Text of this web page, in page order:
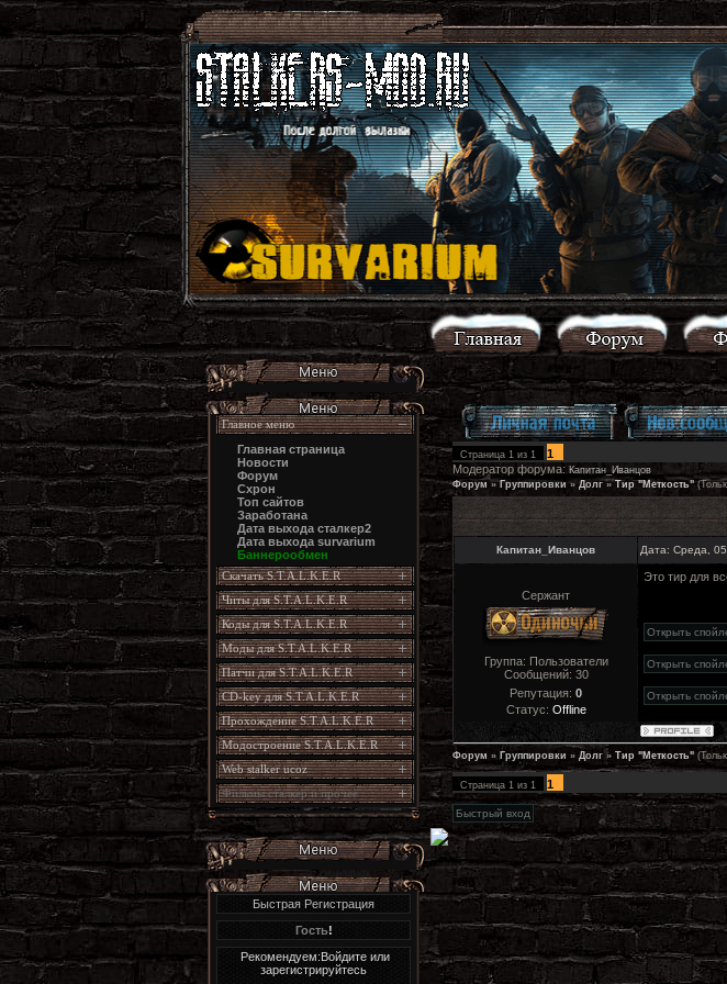
Главное меню
Главная страница
Новости
Форум
Схрон
Топ сайтов
Заработана
Дата выхода сталкер2
Дата выхода survarium
Баннерообмен
Скачать S.T.A.L.K.E.R
Читы для S.T.A.L.K.E.R
Коды для S.T.A.L.K.E.R
Моды для S.T.A.L.K.E.R
Патчи для S.T.A.L.K.E.R
CD-key для S.T.A.L.K.E.R
Прохождение S.T.A.L.K.E.R
Модостроение S.T.A.L.K.E.R
Web stalker ucoz
Фильмы сталкер и прочее
Быстрая Регистрация
Гость!
Рекомендуем:Войдите или
зарегистрируйтесь
Страница 1 из 1
1
Модератор форума: Капитан_Иванцов
Форум » Группировки » Долг»Тир "Меткость"
Капитан_Иванцов Дата: Среда,
Сержант
Группа: Пользователи
Сообщений: 30
Репутация: 0
Статус: Offline
Это тир для
Форум » Группировки » Долг » Тир "Меткость"
Страница 1 из 1 1